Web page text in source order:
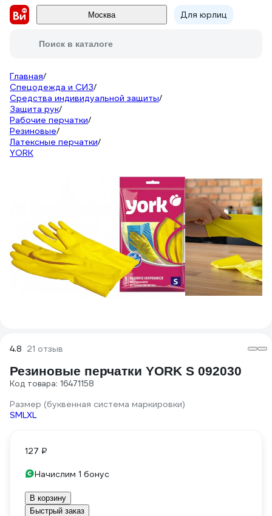
Москва Для юрлиц
Поиск в каталоге
Главная/
Спецодежда и СИЗ/
Средства индивидуальной защиты/
Защита рук/
Рабочие перчатки/
Резиновые/
Латексные перчатки/
YORK
4.8 21 отзыв
Резиновые перчатки YORK S 092030
Код товара: 16471158
Размер (буквенная система маркировки)
SMLXL
127 ₽
Начислим 1 бонус
В корзину
Быстрый заказ